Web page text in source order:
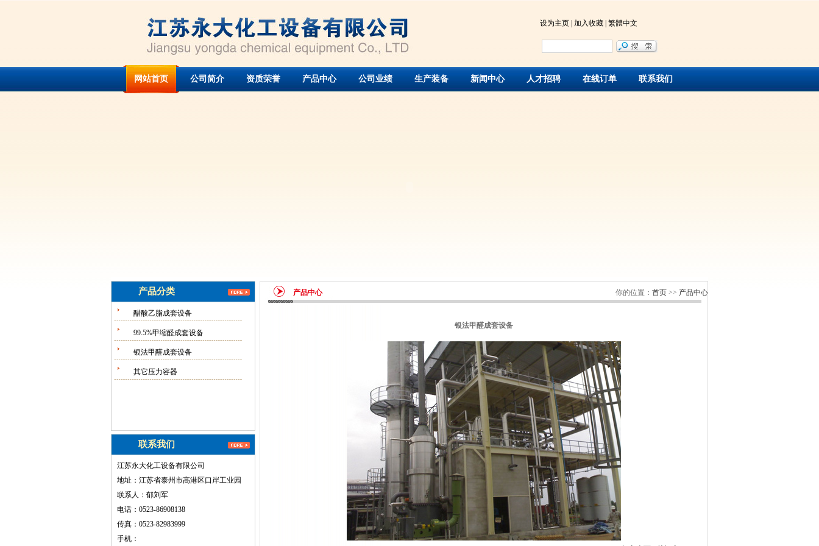
设为主页 加入收藏 繁體中文
网站首页 公司简介 资质荣誉 产品中心 公司业绩 生产装备 新闻中心 人才招聘 在线订单 联系我们
产品分类
醋酸乙脂成套设备
99.5%甲缩醛成套设备
银法甲醛成套设备
其它压力容器
联系我们
江苏永大化工设备有限公司
地址：江苏省泰州市高港区口岸工业园
联系人：郁刘军
电话：0523-86908138
传真：0523-82983999
手机：
你的位置： 首页 >> 产品中心
产品中心
银法甲醛成套设备